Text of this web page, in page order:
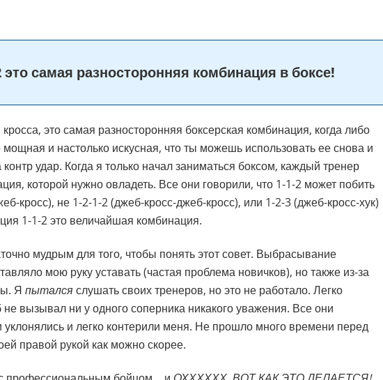
самая разносторонняя комбинация в боксе!
это самая разносторонняя боксерская комбинация, когда либо
и настолько искусная, что ты можешь использовать ее снова и
удар. Когда я только начал заниматься боксом, каждый тренер
которой нужно овладеть. Все они говорили, что 1-1-2 может побить
кросс), не 1-2-1-2 (джеб-кросс-джеб-кросс), или 1-2-3 (джеб-кросс-хук)
1-1-2 это величайшая комбинация.
мудрым для того, чтобы понять этот совет. Выбрасывание
мою руку уставать (частая проблема новичков), но также из-за
Я пыталсяслушать своих тренеров, но это не работало. Легко
вызывал ни у одного соперника никакого уважения. Все они
и легко контерили меня. Не прошло много времени перед
правой рукой как можно скорее.